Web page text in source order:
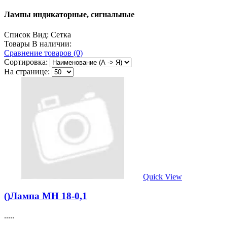
Лампы индикаторные, сигнальные
Список Вид: Сетка
Товары В наличии:
Сравнение товаров (0)
Сортировка:
На странице:
Quick View
()Лампа МН 18-0,1
.....